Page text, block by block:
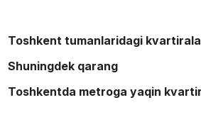
Toshkent tumanlaridagi
Shuningdek qarang
Toshkentda metroga yaqin